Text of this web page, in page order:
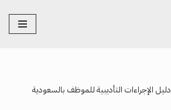
دليل الإجراءات التأديبية للموظف بالسعودية